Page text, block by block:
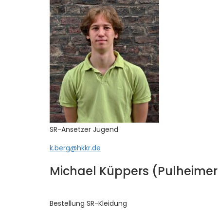
SR-Ansetzer Jugend
k.berg@hkkr.de
Michael Küppers
Bestellung SR-Kleidung